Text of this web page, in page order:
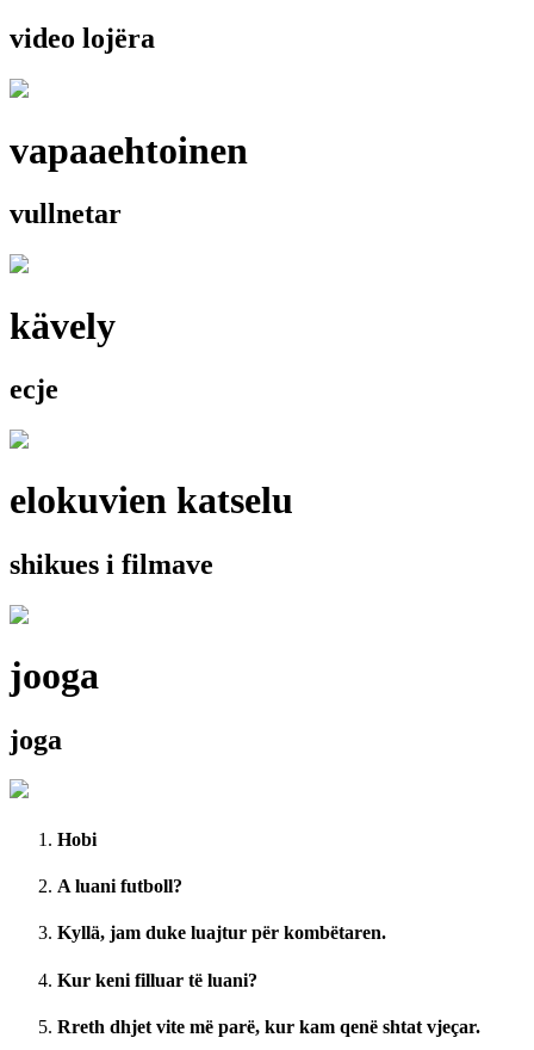
video lojëra
vapaaehtoinen
vullnetar
kävely
ecje
elokuvien katselu
shikues i filmave
jooga
joga
Hobi
A luani futboll?
Kyllä, jam duke luajtur për kombëtaren.
Kur keni filluar të luani?
Rreth dhjet vite më parë, kur kam qenë shtat vjeçar.